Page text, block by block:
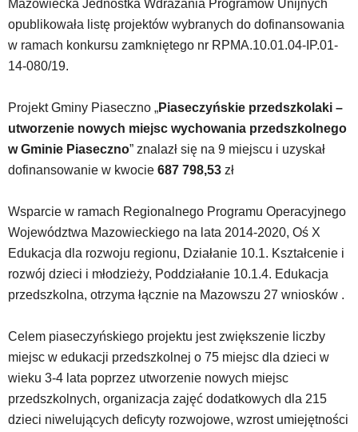
Strona
nie
została
wyposażona
skróty
klawiaturowe,
zatem
nawigacja
w
standardowy
sposób.
stronie
mogą
znajdować
powszechnie
używane
elementy
wideo
Mazowiecka Jednostka Wdrażania Programów Unijnych
opublikowała listę projektów wybranych do dofinansowania
w ramach konkursu zamkniętego nr RPMA.10.01.04-IP.01-
14-080/19.
Projekt Gminy Piaseczno „Piaseczyńskie przedszkolaki –
utworzenie nowych miejsc wychowania przedszkolnego
w Gminie Piaseczno” znalazł się na 9 miejscu i uzyskał
dofinansowanie w kwocie 687 798,53 zł
Wsparcie w ramach Regionalnego Programu Operacyjnego
Województwa Mazowieckiego na lata 2014-2020, Oś X
Edukacja dla rozwoju regionu, Działanie 10.1. Kształcenie i
rozwój dzieci i młodzieży, Poddziałanie 10.1.4. Edukacja
przedszkolna, otrzyma łącznie na Mazowszu 27 wniosków .
Celem piaseczyńskiego projektu jest zwiększenie liczby
miejsc w edukacji przedszkolnej o 75 miejsc dla dzieci w
wieku 3-4 lata poprzez utworzenie nowych miejsc
przedszkolnych, organizacja zajęć dodatkowych dla 215
dzieci niwelujących deficyty rozwojowe, wzrost umiejętności